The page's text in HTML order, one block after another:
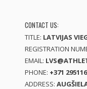
CONTACT US:
TITLE: LATVIJAS
REGISTRATION
EMAIL:
PHONE: +371
ADDRESS: